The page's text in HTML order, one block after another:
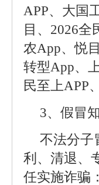
APP、大国
目、2026
农App、悦
转型App、
民至上APP
3、假冒
不法分子
利、清退、
任实施诈骗：